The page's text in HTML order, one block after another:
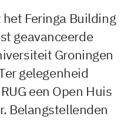
Feringa Building
geavanceerde
Groningen
gelegenheid
een Open Huis
Belangstellenden